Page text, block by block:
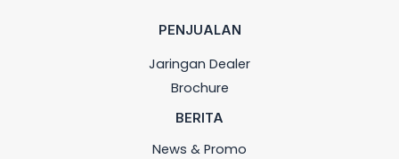
PENJUALAN
Jaringan Dealer
Brochure
BERITA
News & Promo